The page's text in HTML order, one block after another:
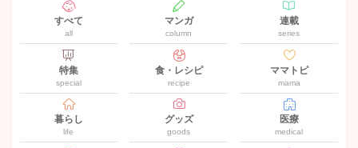
すべて
all
マンガ
column
連載
series
特集
special
食・レシピ
recipe
ママトピ
mama
暮らし
life
グッズ
goods
医療
medical